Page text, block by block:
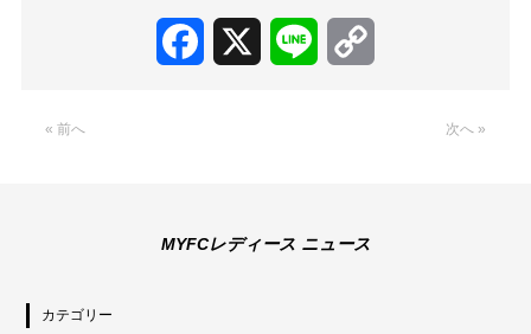
Facebook Line
« 前へ 次へ »
MYFCレディース ニュース
カテゴリー